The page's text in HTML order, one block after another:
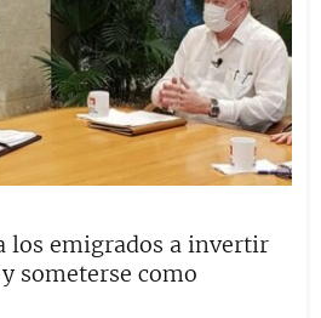
los emigrados a invertir
someterse como